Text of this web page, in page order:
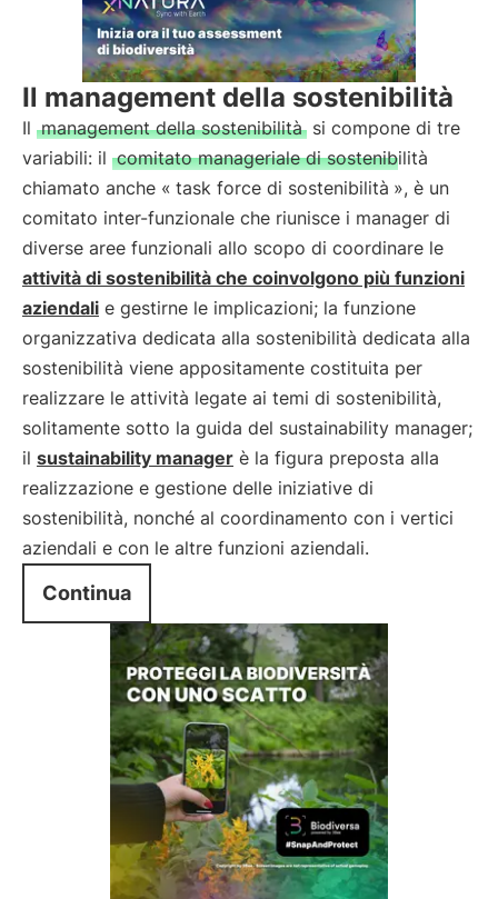
Il management della sostenibilità
Il management della sostenibilità si compone di tre
variabili: il comitato manageriale di sostenibilità
chiamato anche « task force di sostenibilità », è un
comitato inter-funzionale che riunisce i manager di
diverse aree funzionali allo scopo di coordinare le
attività di sostenibilità che coinvolgono più funzioni
aziendali e gestirne le implicazioni; la funzione
organizzativa dedicata alla sostenibilità dedicata alla
sostenibilità viene appositamente costituita per
realizzare le attività legate ai temi di sostenibilità,
solitamente sotto la guida del sustainability manager;
il sustainability manager è la figura preposta alla
realizzazione e gestione delle iniziative di
sostenibilità, nonché al coordinamento con i vertici
aziendali e con le altre funzioni aziendali.
Continua